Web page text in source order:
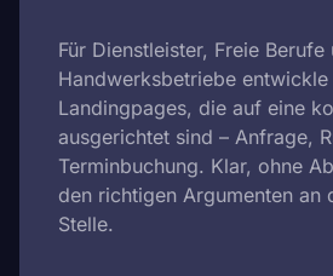
Für Dienstleister, Freie Berufe
Handwerksbetriebe
Landingpages, die auf eine
ausgerichtet sind – Anfrage,
Terminbuchung. Klar, ohne
den richtigen Argumenten an
Stelle.